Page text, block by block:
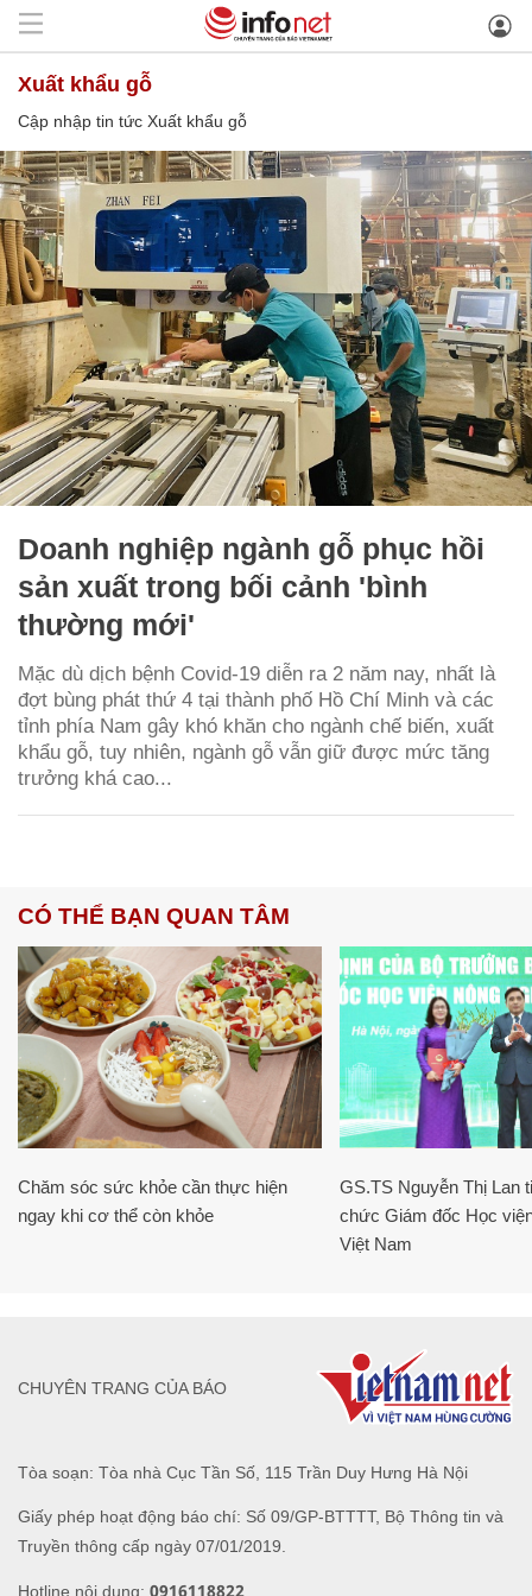
Xuất khẩu gỗ
Cập nhập tin tức Xuất khẩu gỗ
Doanh nghiệp ngành gỗ phục hồi
sản xuất trong bối cảnh 'bình
thường mới'
Mặc dù dịch bệnh Covid-19 diễn ra 2 năm nay, nhất là
đợt bùng phát thứ 4 tại thành phố Hồ Chí Minh và các
tỉnh phía Nam gây khó khăn cho ngành chế biến, xuất
khẩu gỗ, tuy nhiên, ngành gỗ vẫn giữ được mức tăng
trưởng khá cao...
CÓ THỂ BẠN QUAN TÂM
Chăm sóc sức khỏe cần thực hiện
ngay khi cơ thể còn khỏe
GS.TS Nguyễn Thị Lan
chức Giám đốc Học
Việt Nam
Tòa soạn: Tòa nhà Cục Tần Số, 115 Trần Duy Hưng Hà Nội
Giấy phép hoạt động báo chí: Số 09/GP-BTTTT, Bộ Thông tin và
Truyền thông cấp ngày 07/01/2019.
Hotline nội dung: 0916118822
CHUYÊN TRANG CỦA BÁO